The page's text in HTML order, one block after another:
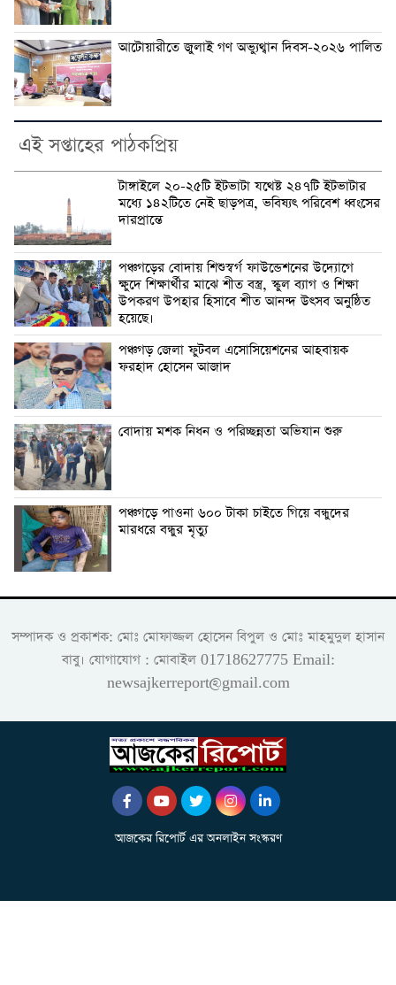
আটোয়ারীতে জুলাই গণ অভ্যুথ্বান দিবস-২০২৬ পালিত
এই সপ্তাহের পাঠকপ্রিয়
টাঙ্গাইলে ২০-২৫টি ইটভাটা যথেষ্ট ২৪৭টি ইটভাটার
মধ্যে ১৪২টিতে নেই ছাড়পত্র, ভবিষ্যৎ পরিবেশ ধ্বংসের
দারপ্রান্তে
পঞ্চগড়ের বোদায় শিশুস্বর্গ ফাউন্ডেশনের উদ্যোগে
ক্ষুদে শিক্ষার্থীর মাঝে শীত বস্ত্র, স্কুল ব্যাগ ও শিক্ষা
উপকরণ উপহার হিসাবে শীত আনন্দ উৎসব অনুষ্ঠিত
হয়েছে।
পঞ্চগড় জেলা ফুটবল এসোসিয়েশনের আহবায়ক
ফরহাদ হোসেন আজাদ
বোদায় মশক নিধন ও পরিচ্ছন্নতা অভিযান শুরু
পঞ্চগড়ে পাওনা ৬০০ টাকা চাইতে গিয়ে বন্ধুদের
মারধরে বন্ধুর মৃত্যু
সম্পাদক ও প্রকাশক: মোঃ মোফাজ্জল হোসেন বিপুল ও মোঃ মাহমুদুল হাসান
বাবু। যোগাযোগ : মোবাইল 01718627775 Email:
newsajkerreport@gmail.com
আজকের রিপোর্ট এর অনলাইন সংস্করণ